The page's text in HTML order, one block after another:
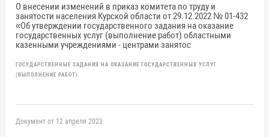
О внесении изменений в приказ комитета по труду и
занятости населения Курской области от 29.12.2022 № 01-432
«Об утверждении государственного задания на оказание
государственных услуг (выполнение работ) областными
казенными учреждениями - центрами занятос
ГОСУДАРСТВЕННЫЕ ЗАДАНИЯ НА ОКАЗАНИЕ ГОСУДАРСТВЕННЫХ УСЛУГ
(ВЫПОЛНЕНИЕ РАБОТ)
Документ от 12 апреля 2023